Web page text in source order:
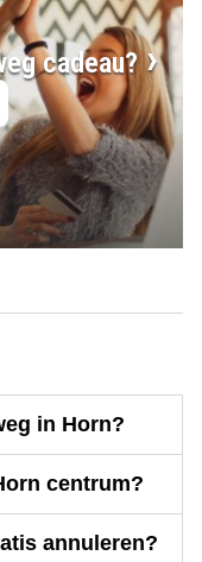
cadeau?
in Horn?
centrum?
annuleren?